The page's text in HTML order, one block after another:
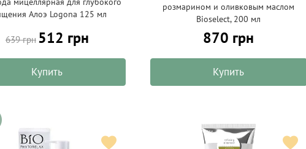
Алоэ Logona 125 мл
639 грн 512 грн
Купить
розмарином и оливковым маслом
Bioselect, 200 мл
870 грн
Купить